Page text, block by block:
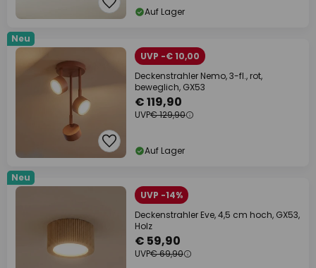
Auf Lager
Neu
UVP -€ 10,00
Deckenstrahler Nemo, 3-fl., rot,
beweglich, GX53
€ 119,90
UVP€ 129,90
Auf Lager
Neu
UVP -14%
Deckenstrahler Eve, 4,5 cm hoch, GX53,
Holz
€ 59,90
UVP€ 69,90